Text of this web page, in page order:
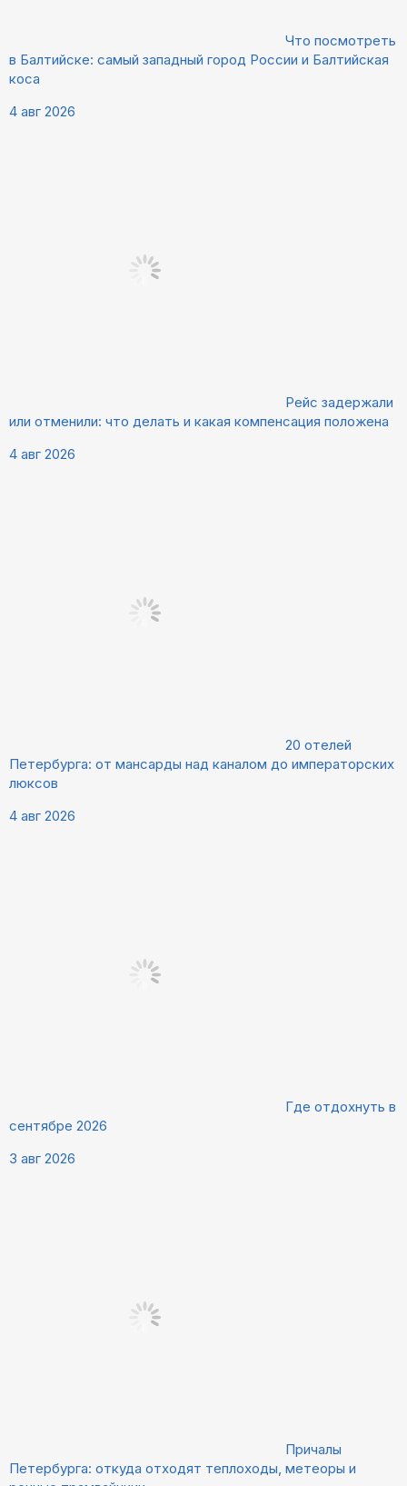
Что посмотреть
в Балтийске: самый западный город России и Балтийская
коса
4 авг 2026
Рейс задержали
или отменили: что делать и какая компенсация положена
4 авг 2026
20 отелей
Петербурга: от мансарды над каналом до императорских
люксов
4 авг 2026
Где отдохнуть в
сентябре 2026
3 авг 2026
Причалы
Петербурга: откуда отходят теплоходы, метеоры и